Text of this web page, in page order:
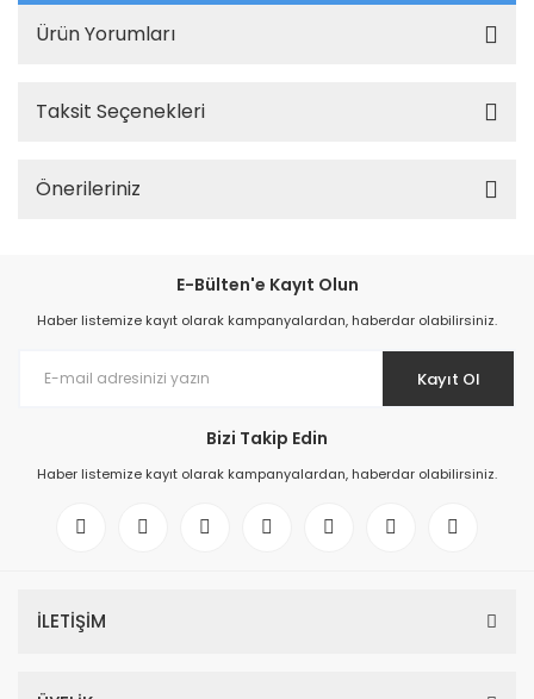
Ürün Yorumları
Taksit Seçenekleri
Önerileriniz
E-Bülten'e Kayıt Olun
Haber listemize kayıt olarak kampanyalardan, haberdar olabilirsiniz.
Kayıt Ol
Bizi Takip Edin
Haber listemize kayıt olarak kampanyalardan, haberdar olabilirsiniz.
İLETİŞİM